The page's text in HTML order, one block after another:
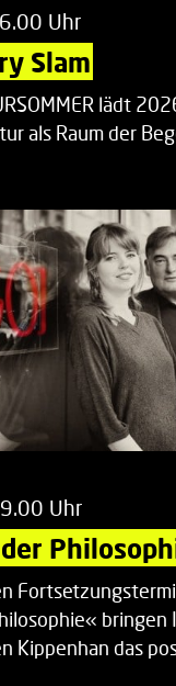
Uhr
Slam
lädt
als Raum der
Uhr
bringen
Kippenhan das